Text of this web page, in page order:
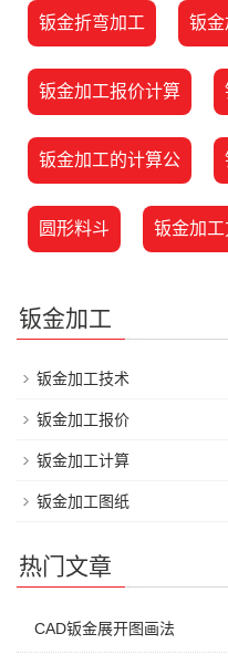
钣金折弯加工 钣
钣金加工报价计算
钣金加工的计算公
圆形料斗 钣金加
钣金加工
钣金加工技术
钣金加工报价
钣金加工计算
钣金加工图纸
热门文章
CAD钣金展开图画法